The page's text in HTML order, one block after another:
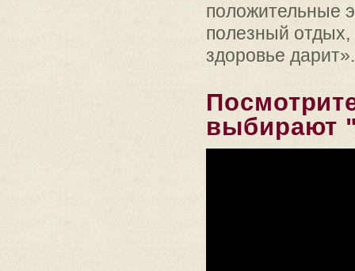
положительные
полезный отдых,
здоровье дарит».
выбирают